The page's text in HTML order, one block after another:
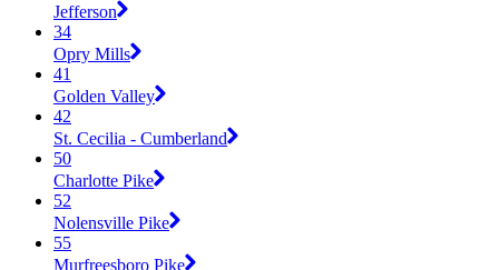
Jefferson
34
Opry Mills
41
Golden Valley
42
St. Cecilia - Cumberland
50
Charlotte Pike
52
Nolensville Pike
55
Murfreesboro Pike